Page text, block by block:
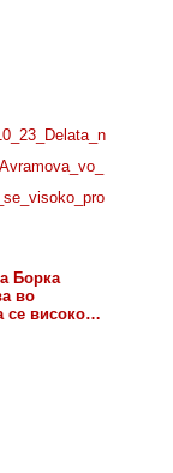
Борка
во
се високо